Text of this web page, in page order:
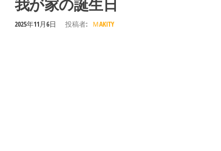
我が家の誕生日
2025年11月6日 投稿者: ＭAKITY